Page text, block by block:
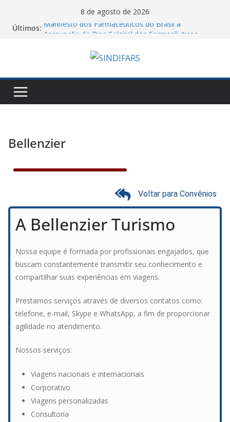
8 de agosto de 2026
Últimos: Manifesto dos Farmacêuticos do Brasil a
Aprovação do Piso Salarial dos Farmacêuticos
nacional de mobilização pelo fim da escala 6X1!
de Farmácia Pela Reconstrução da ENEFAR!
Jornal do DCE – 2026/2
Bellenzier
Voltar para Convênios
A Bellenzier Turismo
Nossa equipe é formada por profissionais engajados, que
buscam constantemente transmitir seu conhecimento e
compartilhar suas experiências em viagens.
Prestamos serviços através de diversos contatos como:
telefone, e-mail, Skype e WhatsApp, a fim de proporcionar
agilidade no atendimento.
Nossos serviços:
Viagens nacionais e internacionais
Corporativo
Viagens personalizadas
Consultoria